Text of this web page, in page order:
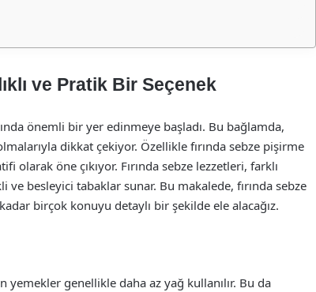
ve Pratik Bir Seçenek
önemli bir yer edinmeye başladı. Bu bağlamda,
dikkat çekiyor. Özellikle fırında sebze pişirme
öne çıkıyor. Fırında sebze lezzetleri, farklı
besleyici tabaklar sunar. Bu makalede, fırında sebze
birçok konuyu detaylı bir şekilde ele alacağız.
yemekler genellikle daha az yağ kullanılır. Bu da